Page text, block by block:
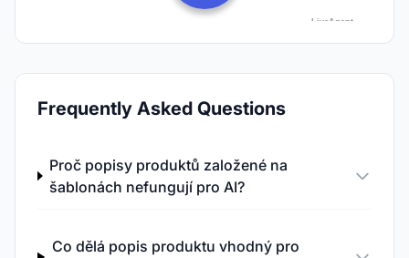
Frequently Asked Questions
Proč popisy produktů založené na
šablonách nefungují pro AI?
Co dělá popis produktu vhodný pro